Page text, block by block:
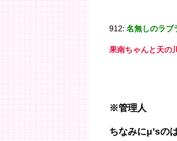
912: 名無しのラブ
果南ちゃんと天の
※管理人
ちなみにμ’sの